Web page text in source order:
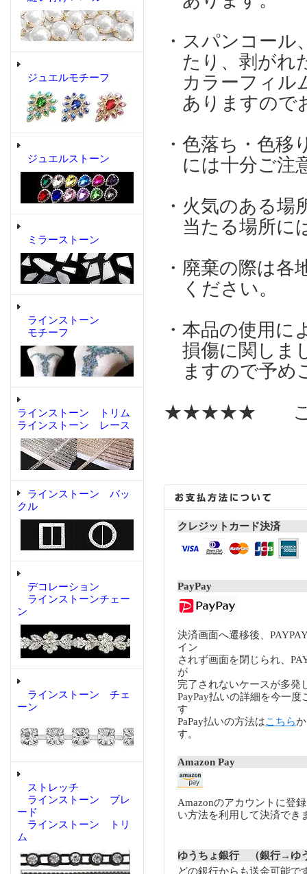
ジュエルモチーフ
ジュエルストーン
ミラーストーン
ラインストーン
モチーフ
ラインストーン トリム
ラインストーン レース
ラインストーン バッ
クル
デコレーション
ラインストーンチェー
ン
ラインストーン チェ
ーン
ストレッチ
ラインストーン ブレ
ード
ラインストーン トリ
ム
・スパンコー
たり、剥がれ
カラーフィル
ありますので
・色落ち・色
には十分ご注
・火気のある場
当たる場所に
・廃棄の際は各
ください。
・本品の使用
損傷に関しま
ますので予め
★★★★★ こ
クレジットカード決済
PayPay
決済画面へ遷移後、
イン
されず画面を閉じられ、
が
完了されないケースが多発
PayPay払いの詳細を今一度
す
PaPay払いの方法はこちら
す。
Amazon Pay
Amazonのアカウントに登
い方法を利用して決済でき
ゆうちょ銀行 （銀行→ゆ
どの銀行からも送金可能で